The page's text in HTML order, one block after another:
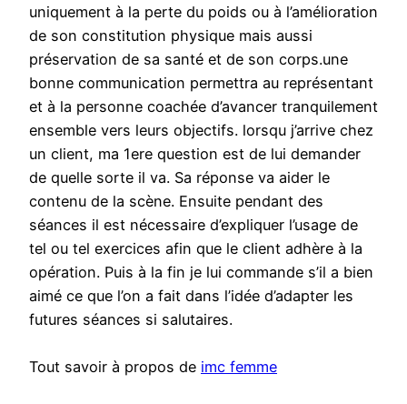
uniquement à la perte du poids ou à l’amélioration
de son constitution physique mais aussi
préservation de sa santé et de son corps.une
bonne communication permettra au représentant
et à la personne coachée d’avancer tranquilement
ensemble vers leurs objectifs. lorsqu j’arrive chez
un client, ma 1ere question est de lui demander
de quelle sorte il va. Sa réponse va aider le
contenu de la scène. Ensuite pendant des
séances il est nécessaire d’expliquer l’usage de
tel ou tel exercices afin que le client adhère à la
opération. Puis à la fin je lui commande s’il a bien
aimé ce que l’on a fait dans l’idée d’adapter les
futures séances si salutaires.
Tout savoir à propos de imc femme